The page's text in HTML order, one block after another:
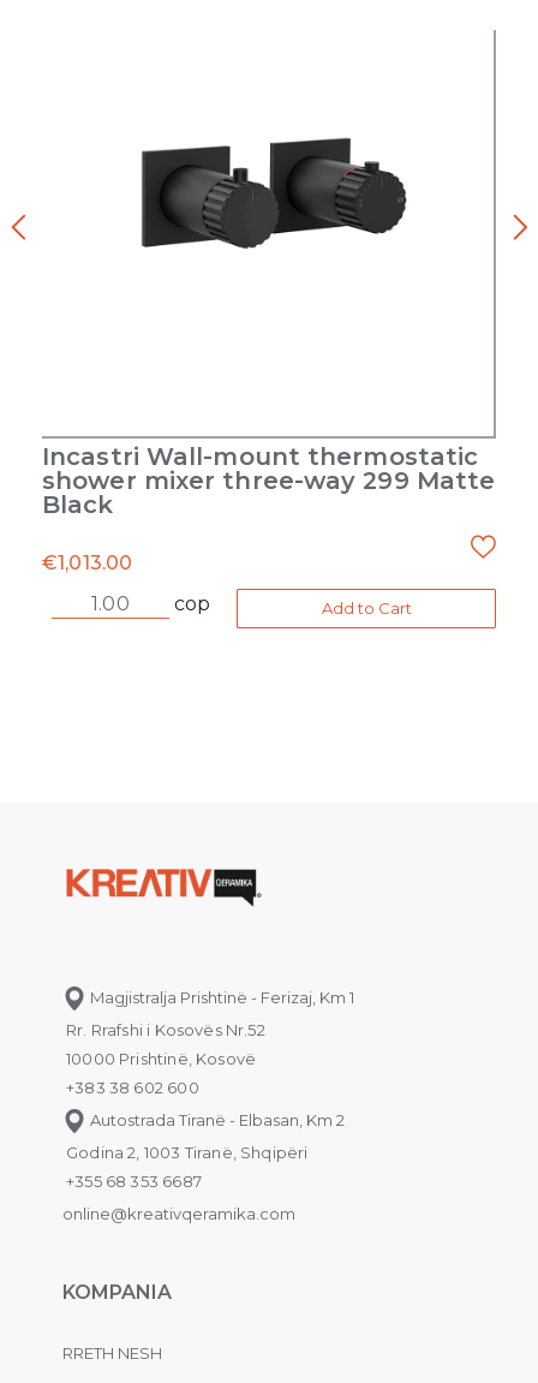
Incastri Wall-mount thermostatic
shower mixer three-way 299 Matte
Black
€1,013.00
cop
Add to Cart
Magjistralja Prishtinë - Ferizaj, Km 1
Rr. Rrafshi i Kosovës Nr.52
10000 Prishtinë, Kosovë
+383 38 602 600
Autostrada Tiranë - Elbasan, Km 2
Godina 2, 1003 Tiranë, Shqipëri
+355 68 353 6687
online@kreativqeramika.com
KOMPANIA
RRETH NESH